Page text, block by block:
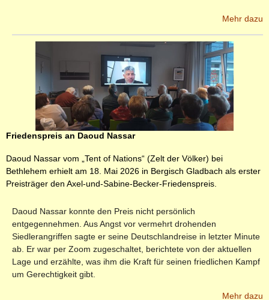
Mehr dazu
Friedenspreis an Daoud Nassar
Daoud Nassar vom „Tent of Nations“ (Zelt der Völker) bei
Bethlehem erhielt am 18. Mai 2026 in Bergisch Gladbach als erster
Preisträger den Axel-und-Sabine-Becker-Friedenspreis.
Daoud Nassar konnte den Preis nicht persönlich
entgegennehmen. Aus Angst vor vermehrt drohenden
Siedlerangriffen sagte er seine Deutschlandreise in letzter Minute
ab. Er war per Zoom zugeschaltet, berichtete von der aktuellen
Lage und erzählte, was ihm die Kraft für seinen friedlichen Kampf
um Gerechtigkeit gibt.
Mehr dazu